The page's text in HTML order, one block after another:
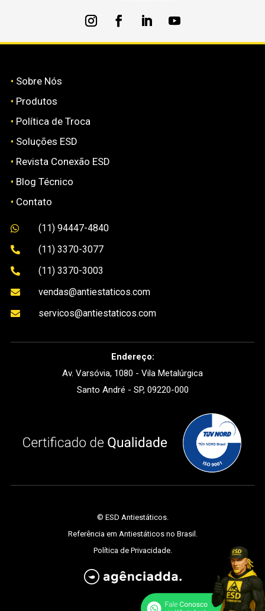
• Sobre Nós
• Produtos
• Política de Troca
• Soluções ESD
• Revista Conexão ESD
• Blog Técnico
• Contato
 (11) 94447-4840
 (11) 3370-3077
 (11) 3370-3003
 vendas@antiestaticos.com
 servicos@antiestaticos.com
Endereço:
Av. Varsóvia, 1080 - Vila Metalúrgica
Santo André - SP, 09220-000
© ESD Antiestáticos.
Referência em Antiestáticos no Brasil.
Política de Privacidade.